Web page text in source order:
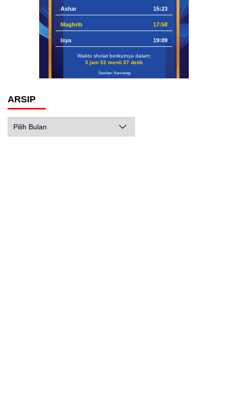
Ashar 15:23
Maghrib 17:58
Isya 19:09
Waktu sholat berikutnya dalam:
3 jam 52 menit 36 detik
Sumber: Kemenag
ARSIP